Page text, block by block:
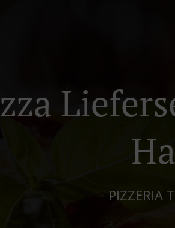
PIZZERIA